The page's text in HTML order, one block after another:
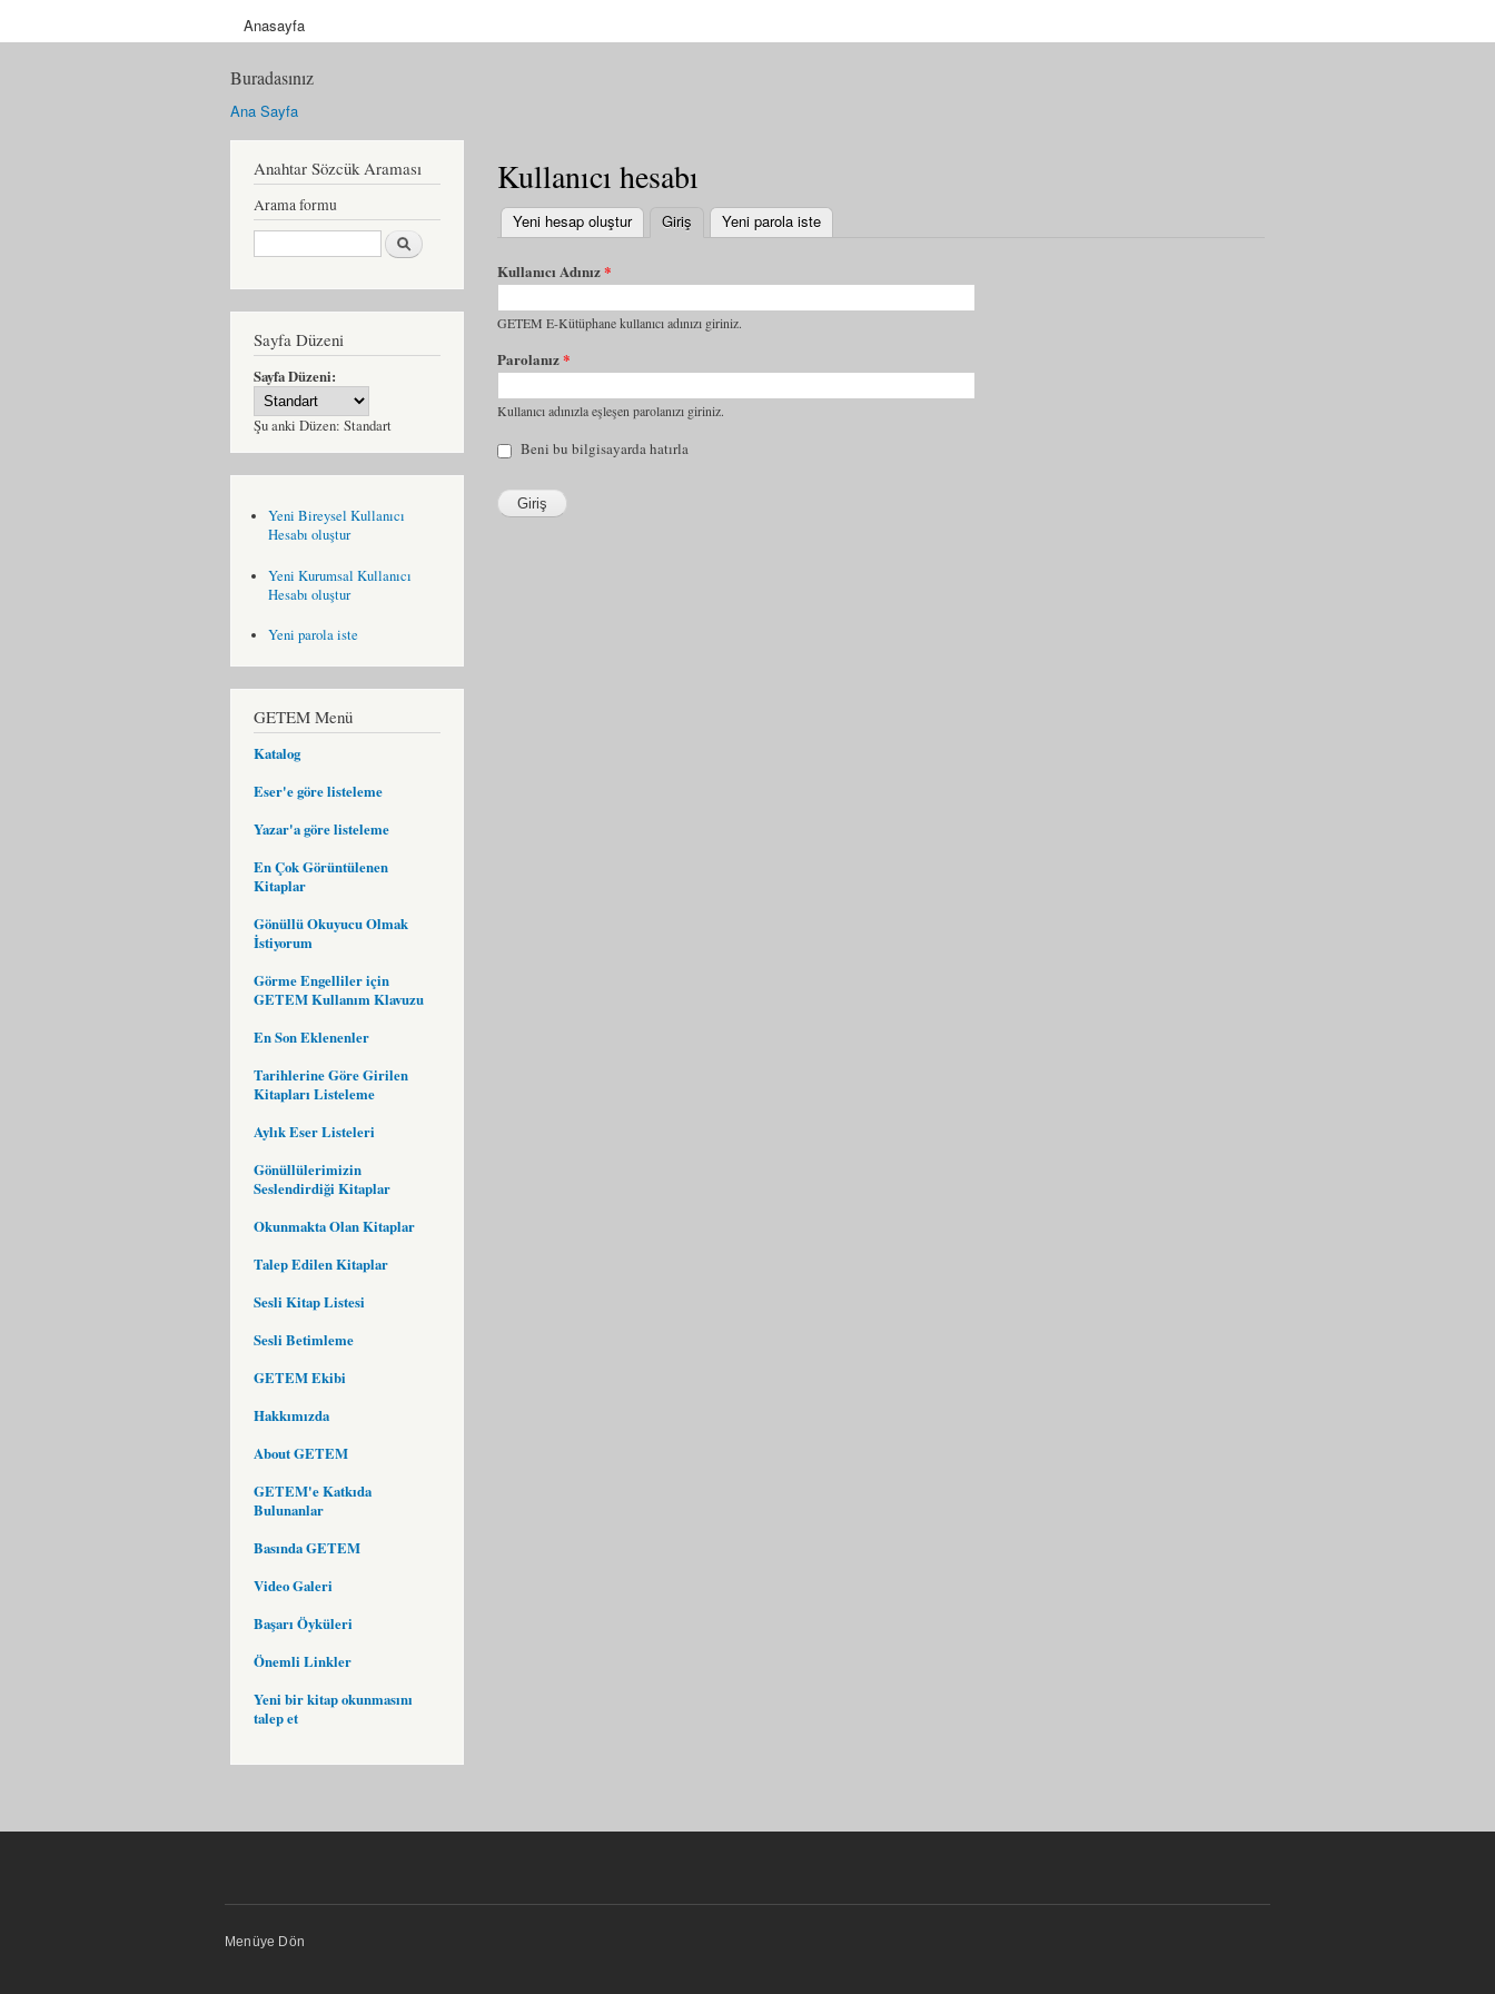
Anasayfa
Buradasınız
Ana Sayfa
Anahtar Sözcük Araması
Arama formu
Ara
Sayfa Düzeni
Sayfa Düzeni:
Şu anki Düzen: Standart
Yeni Bireysel Kullanıcı
Hesabı oluştur
Yeni Kurumsal Kullanıcı
Hesabı oluştur
Yeni parola iste
GETEM Menü
Katalog
Eser'e göre listeleme
Yazar'a göre listeleme
En Çok Görüntülenen
Kitaplar
Gönüllü Okuyucu Olmak
İstiyorum
Görme Engelliler için
GETEM Kullanım Klavuzu
En Son Eklenenler
Tarihlerine Göre Girilen
Kitapları Listeleme
Aylık Eser Listeleri
Gönüllülerimizin
Seslendirdiği Kitaplar
Okunmakta Olan Kitaplar
Talep Edilen Kitaplar
Sesli Kitap Listesi
Sesli Betimleme
GETEM Ekibi
Hakkımızda
About GETEM
GETEM'e Katkıda
Bulunanlar
Basında GETEM
Video Galeri
Başarı Öyküleri
Önemli Linkler
Yeni bir kitap okunmasını
talep et
Kullanıcı hesabı
Yeni hesap oluştur Giriş (etkin sekme)
Yeni parola iste
Kullanıcı Adınız*
GETEM E-Kütüphane kullanıcı adınızı giriniz.
Parolanız*
Kullanıcı adınızla eşleşen parolanızı giriniz.
Beni bu bilgisayarda hatırla
Menüye Dön